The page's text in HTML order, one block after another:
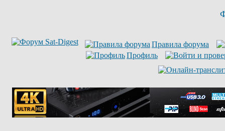
Правила форума
Профиль